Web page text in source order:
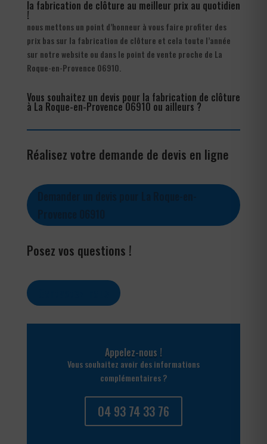
la fabrication de clôture au meilleur prix au quotidien
!
nous mettons un point d’honneur à vous faire profiter des
prix bas sur la fabrication de clôture et cela toute l’année
sur notre website ou dans le point de vente proche de La
Roque-en-Provence 06910.
Vous souhaitez un devis pour la fabrication de clôture
à La Roque-en-Provence 06910 ou ailleurs ?
Réalisez votre demande de devis en ligne
Posez vos questions !
Appelez-nous !
Vous souhaitez avoir des informations
complémentaires ?
04 93 74 33 76